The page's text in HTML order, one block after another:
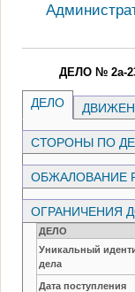
ДЕЛО № 2а-
ДЕЛО
СТОРОНЫ ПО
ОБЖАЛОВАНИЕ
ОГРАНИЧЕНИЯ
ДЕЛО
Уникальный
дела
Дата поступления